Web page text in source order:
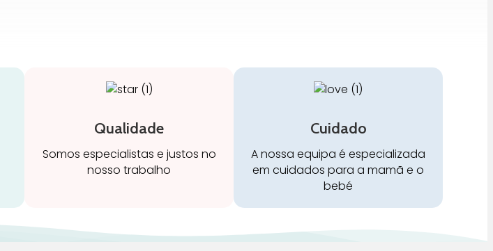
Qualidade
Somos especialistas e justos no
nosso trabalho
Cuidado
A nossa equipa é especializada
em cuidados para a mamã e o
bebé